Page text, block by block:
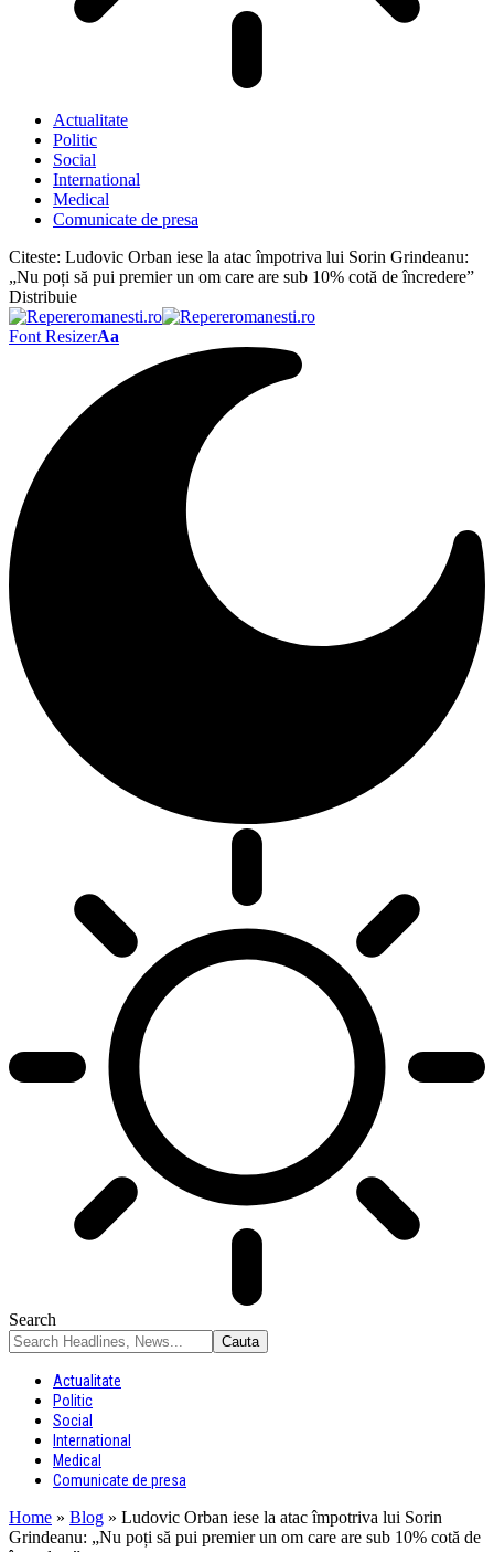
Actualitate
Politic
Social
International
Medical
Comunicate de presa
Citeste: Ludovic Orban iese la atac împotriva lui Sorin Grindeanu:
„Nu poți să pui premier un om care are sub 10% cotă de încredere”
Distribuie
Font ResizerAa
Search
Actualitate
Politic
Social
International
Medical
Comunicate de presa
Home » Blog » Ludovic Orban iese la atac împotriva lui Sorin
Grindeanu: „Nu poți să pui premier un om care are sub 10% cotă de